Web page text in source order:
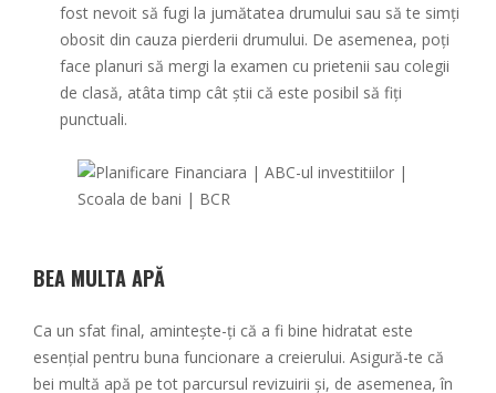
fost nevoit să fugi la jumătatea drumului sau să te simți
obosit din cauza pierderii drumului. De asemenea, poți
face planuri să mergi la examen cu prietenii sau colegii
de clasă, atâta timp cât știi că este posibil să fiți
punctuali.
BEA MULTA APĂ
Ca un sfat final, amintește-ți că a fi bine hidratat este
esențial pentru buna funcionare a creierului. Asigură-te că
bei multă apă pe tot parcursul revizuirii și, de asemenea, în